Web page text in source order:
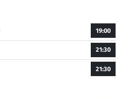
19:00
21:30
21:30